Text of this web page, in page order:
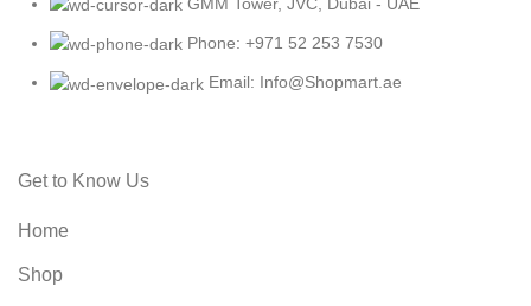
Phone: +971 52 253 7530
Email: Info@Shopmart.ae
Get to Know Us
Home
Shop